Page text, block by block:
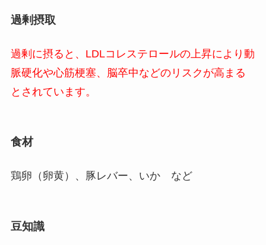
過剰摂取
過剰に摂ると、LDLコレステロールの上昇により動
脈硬化や心筋梗塞、脳卒中などのリスクが高まる
とされています。
食材
鶏卵（卵黄）、豚レバー、いか など
豆知識